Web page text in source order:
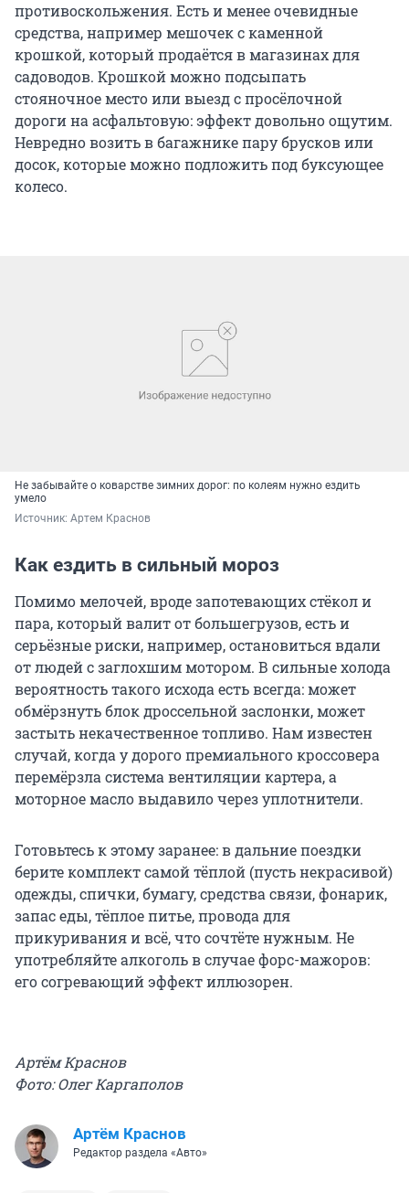
противоскольжения. Есть и менее очевидные
средства, например мешочек с каменной
крошкой, который продаётся в магазинах для
садоводов. Крошкой можно подсыпать
стояночное место или выезд с просёлочной
дороги на асфальтовую: эффект довольно ощутим.
Невредно возить в багажнике пару брусков или
досок, которые можно подложить под буксующее
колесо.
Не забывайте о коварстве зимних дорог: по колеям нужно ездить
умело
Источник: Артем Краснов
Как ездить в сильный мороз
Помимо мелочей, вроде запотевающих стёкол и
пара, который валит от большегрузов, есть и
серьёзные риски, например, остановиться вдали
от людей с заглохшим мотором. В сильные холода
вероятность такого исхода есть всегда: может
обмёрзнуть блок дроссельной заслонки, может
застыть некачественное топливо. Нам известен
случай, когда у дорого премиального кроссовера
перемёрзла система вентиляции картера, а
моторное масло выдавило через уплотнители.
Готовьтесь к этому заранее: в дальние поездки
берите комплект самой тёплой (пусть некрасивой)
одежды, спички, бумагу, средства связи, фонарик,
запас еды, тёплое питье, провода для
прикуривания и всё, что сочтёте нужным. Не
употребляйте алкоголь в случае форс-мажоров:
его согревающий эффект иллюзорен.
Артём Краснов
Фото: Олег Каргаполов
Артём Краснов
Редактор раздела «Авто»